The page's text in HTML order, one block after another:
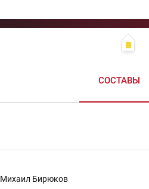
СОСТАВЫ
Михаил Бирюков